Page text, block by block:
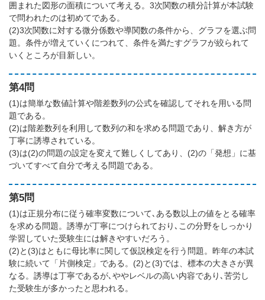
囲まれた図形の面積について考える。3次関数の積分計算が本試験
で問われたのは初めてである。
(2)3次関数に対する微分係数や導関数の条件から、グラフを選ぶ問
題。条件が増えていくにつれて、条件を満たすグラフが絞られて
いくところが目新しい。
第4問
(1)は簡単な数値計算や階差数列の公式を確認してそれを用いる問
題である。
(2)は階差数列を利用して数列の和を求める問題であり、解き方が
丁寧に誘導されている。
(3)は(2)の問題の設定を変えて難しくしてあり、(2)の「発想」に基
づいてすべて自分で考える問題である。
第5問
(1)は正規分布に従う確率変数について､ある数以上の値をとる確率
を求める問題。誘導が丁寧につけられており､この分野をしっかり
学習していた受験生には解きやすいだろう。
(2)と(3)はともに母比率に関して仮説検定を行う問題。昨年の本試
験に続いて「片側検定」である。(2)と(3)では、標本の大きさが異
なる。誘導は丁寧であるが､ややレベルの高い内容であり､苦労し
た受験生が多かったと思われる。